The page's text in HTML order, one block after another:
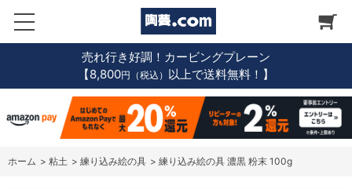
売れ行き好調！カービングプレーン
【8,800円（税込） 以上で送料無料！】
ホーム > 粘土 > 練り込み絵の具 > 練り込み絵の具 濃黒 粉末 100g